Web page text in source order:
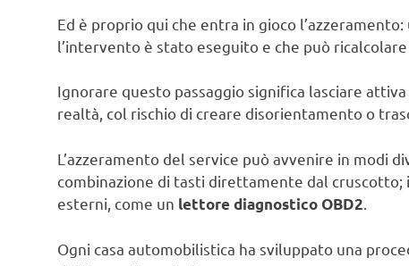
Ed è proprio qui che entra in gioco
l’intervento è stato eseguito e che può
Ignorare questo passaggio significa lasciare
realtà, col rischio di creare disorientamento o
L’azzeramento del service può avvenire in modi
combinazione di tasti direttamente dal
esterni, come un lettore diagnostico OBD2
Ogni casa automobilistica ha sviluppato una